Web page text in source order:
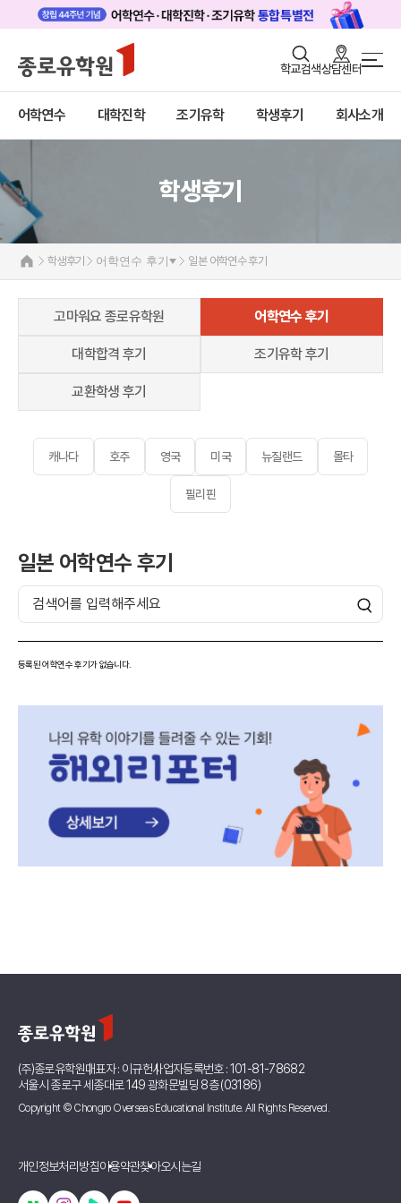
학교검색상담센터
어학연수 대학진학 조기유학 학생후기 회사소개
로그인 회원가입
어학연수
대학진학
프로그램
학생후기
고객서비스
유학가이드
고마워요! 종로유학원
어학연수 후기
교환학생 후기
학생후기
학생후기 어학연수 후기 일본 어학연수 후기
고마워요 종로유학원 어학연수 후기
대학합격 후기 조기유학 후기
교환학생 후기
캐나다 호주 영국 미국 뉴질랜드 몰타
필리핀
일본 어학연수 후기
등록된 어학연수 후기가 없습니다.
(주)종로유학원대표자 : 이규헌사업자등록번호 : 101-81-78682
서울시 종로구 세종대로 149 광화문빌딩 8층 (03186)
Copyright © Chongro Overseas Educational Institute. All Rights Reserved.
개인정보처리방침이용약관찾아오시는길